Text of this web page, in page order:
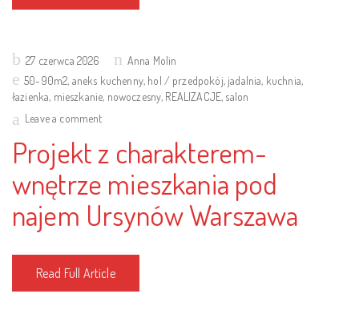
Posted
on
27 czerwca 2026
Anna Molin
50-90m2, aneks kuchenny, hol / przedpokój, jadalnia, kuchnia,
łazienka, mieszkanie, nowoczesny, REALIZACJE, salon
Leave a comment
Projekt z charakterem-
wnętrze mieszkania pod
najem Ursynów Warszawa
Read Full Article